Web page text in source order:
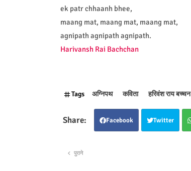
ek patr chhaanh bhee,
maang mat, maang mat, maang mat,
agnipath agnipath agnipath.
Harivansh Rai Bachchan
Tags अग्निपथ कविता हरिवंश राय बच्चन
Facebook Twitter
पुराने